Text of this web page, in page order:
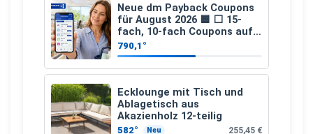
Neue dm Payback Coupons
für August 2026 🟦 ⬜ 15-
fach, 10-fach Coupons auf
den gesamten Einkauf ab 2
€
790,1°
Ecklounge mit Tisch und
Ablagetisch aus
Akazienholz 12-teilig
582° Neu 255,45 €